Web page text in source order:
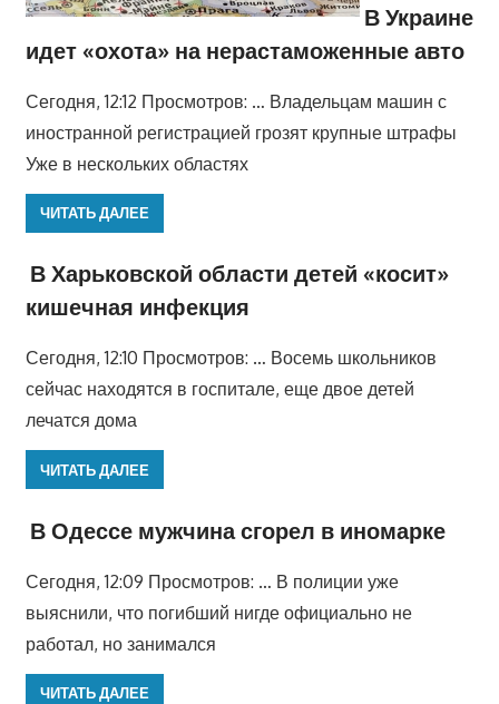
В Украине
идет «охота» на нерастаможенные авто
Сегодня, 12:12 Просмотров: … Владельцам машин с
иностранной регистрацией грозят крупные штрафы
Уже в нескольких областях
ЧИТАТЬ ДАЛЕЕ
В Харьковской области детей «косит»
кишечная инфекция
Сегодня, 12:10 Просмотров: … Восемь школьников
сейчас находятся в госпитале, еще двое детей
лечатся дома
ЧИТАТЬ ДАЛЕЕ
В Одессе мужчина сгорел в иномарке
Сегодня, 12:09 Просмотров: … В полиции уже
выяснили, что погибший нигде официально не
работал, но занимался
ЧИТАТЬ ДАЛЕЕ